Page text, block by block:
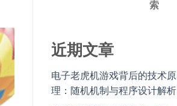
索
近期文章
电子老虎机游戏背后的技术原
理：随机机制与程序设计解析